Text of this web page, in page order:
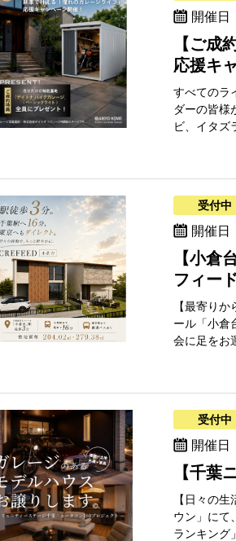
開催日
【ご成
応援キ
すべてのラ
ダーの皆様
ビ、イタズ
受付中
開催日
【小倉
フィー
【最寄り
ール「小倉
会に足をお
受付中
開催日
【千葉
【日々の
ウン」にて
ランキング